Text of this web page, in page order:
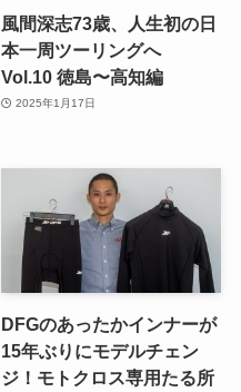
風間深志73歳、人生初の日
本一周ツーリングへ
Vol.10 徳島〜高知編
2025年1月17日
DFGのあったかインナーが
15年ぶりにモデルチェン
ジ！モトクロス専用たる所